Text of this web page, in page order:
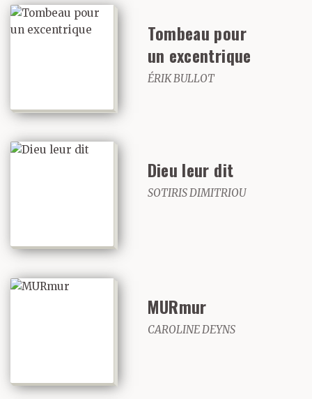
Tombeau pour
un excentrique
ÉRIK BULLOT
Dieu leur dit
SOTIRIS DIMITRIOU
MURmur
CAROLINE DEYNS